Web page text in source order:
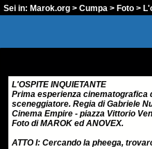
Sei in: Marok.org > Cumpa > Foto >
L'OSPITE INQUIETANTE
Prima esperienza cinematografica
sceneggiatore. Regia di Gabriele
Cinema Empire - piazza Vittorio
Foto di MAROK ed ANOVEX.
ATTO I: Cercando la pheega,